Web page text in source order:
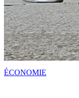
ÉCONOMIE